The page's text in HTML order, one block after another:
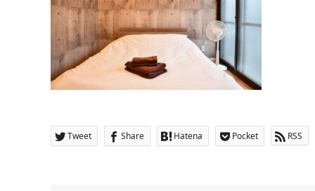
Tweet Share Hatena Pocket RSS